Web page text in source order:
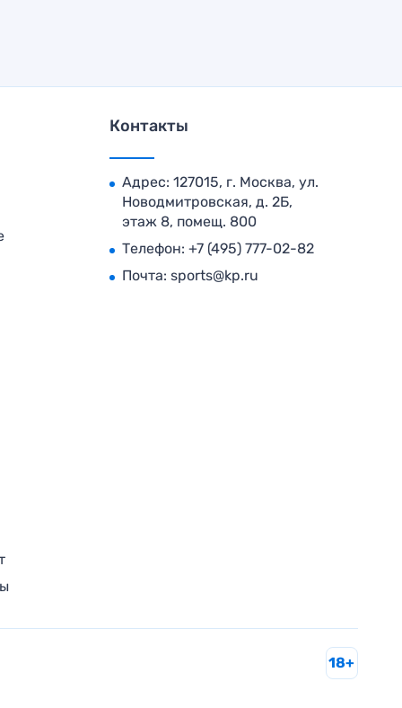
Контакты
Адрес: 127015, г. Москва, ул.
Новодмитровская, д. 2Б,
этаж 8, помещ. 800
Телефон: +7 (495) 777-02-82
Почта: sports@kp.ru
18+